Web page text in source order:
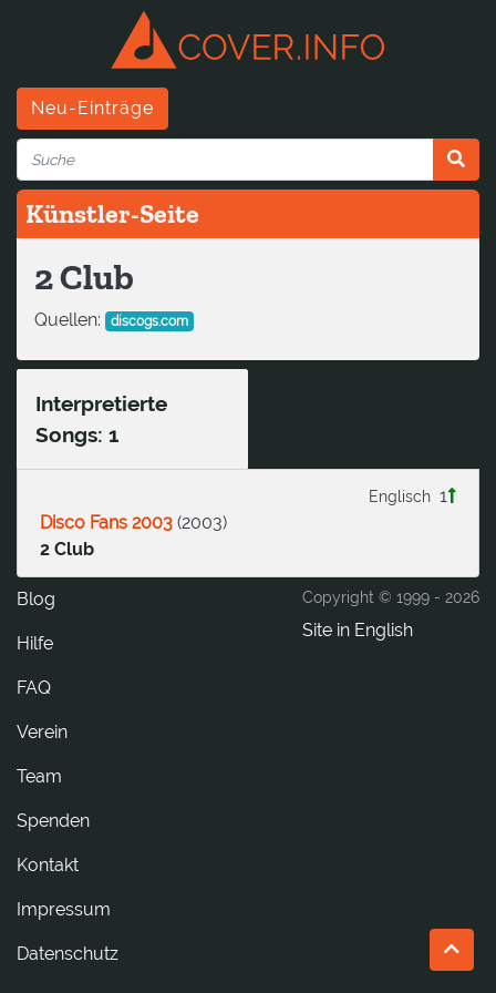
Neu-Einträge
Künstler-Seite
2 Club
Quellen: discogs.com
Interpretierte
Songs: 1
1
Englisch
Disco Fans 2003 (2003)
2 Club
Copyright © 1999 - 2026
Site in English
Blog
Hilfe
FAQ
Verein
Team
Spenden
tkatnoK
Impressum
Datenschutz